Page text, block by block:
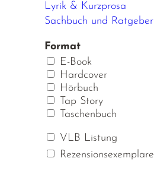
Lyrik & Kurzprosa
Sachbuch und Ratgeber
Format
E-Book
Hardcover
Hörbuch
Tap Story
Taschenbuch
VLB Listung
Rezensionsexemplare